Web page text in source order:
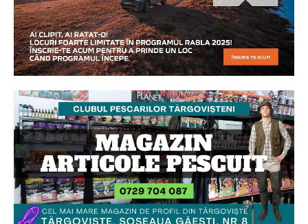
Ionuț Parghel
2de 2